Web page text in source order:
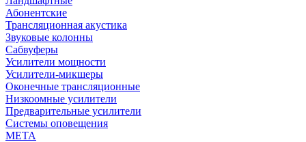
Абонентские
Трансляционная акустика
Звуковые колонны
Сабвуферы
Усилители мощности
Усилители-микшеры
Оконечные трансляционные
Низкоомные усилители
Предварительные усилители
Системы оповещения
МЕТА